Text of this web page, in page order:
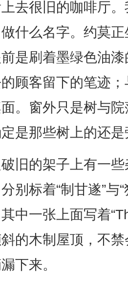
去很旧的咖啡厅
什么名字。约莫
是刷着墨绿色油
顾客留下的笔迹
。窗外只是树与
是那些树上的还
旧的架子上有一
别标着“制甘遂”与
中一张上面写着
的木制屋顶，不
下来。